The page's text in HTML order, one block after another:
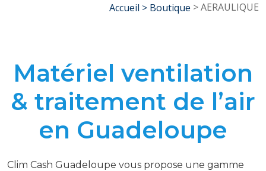
Accueil > Boutique > AERAULIQUE
Matériel ventilation
& traitement de l’air
en Guadeloupe
Clim Cash Guadeloupe vous propose une gamme